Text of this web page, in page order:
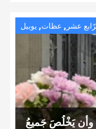
عشر , عظات, يوبيل
وأن يَخْلُصَ جَميعُ